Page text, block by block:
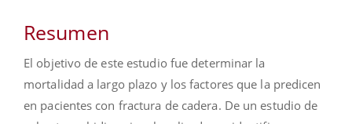
Resumen
El objetivo de este estudio fue determinar la
mortalidad a largo plazo y los factores que la predicen
en pacientes con fractura de cadera. De un estudio de